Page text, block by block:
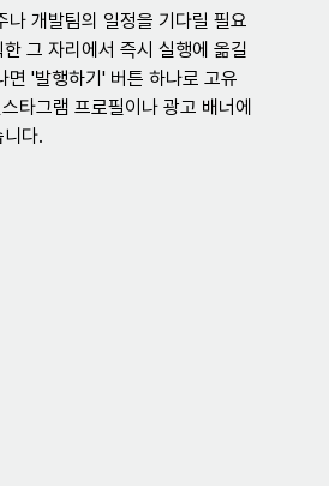
나 개발팀의 일정을 기다릴 필요
그 자리에서 즉시 실행에 옮길
면 '발행하기' 버튼 하나로 고유
타그램 프로필이나 광고 배너에
다.